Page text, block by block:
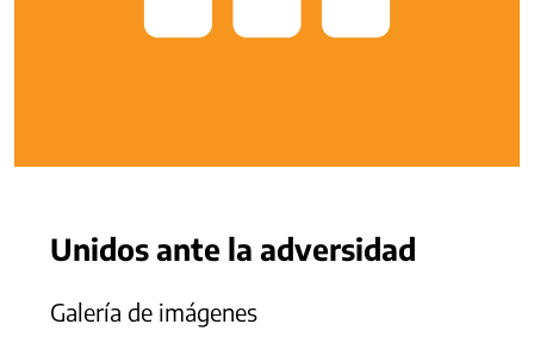
Unidos ante la adversidad
Galería de imágenes